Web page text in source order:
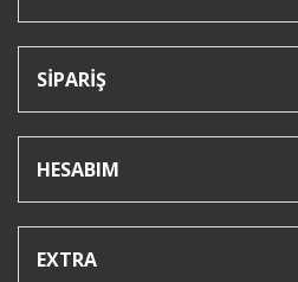
SİPARİŞ
HESABIM
EXTRA